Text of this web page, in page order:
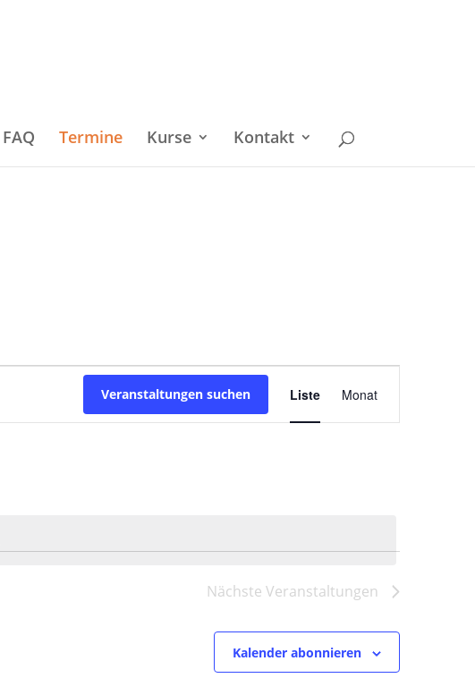
FAQ Termine Kurse Kontakt
Veranstaltungen suchen Ansichten-
Navigation
Liste Monat
Nächste Veranstaltungen
Kalender abonnieren